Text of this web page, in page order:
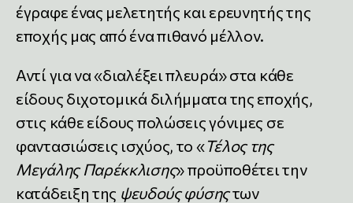
έγραφε ένας μελετητής και ερευνητής της
εποχής μας από ένα πιθανό μέλλον.
Αντί για να «διαλέξει πλευρά» στα κάθε
είδους διχοτομικά διλήμματα της εποχής,
στις κάθε είδους πολώσεις γόνιμες σε
φαντασιώσεις ισχύος, το «Τέλος της
Μεγάλης Παρέκκλισης» προϋποθέτει την
κατάδειξη της ψευδούς φύσηςτων